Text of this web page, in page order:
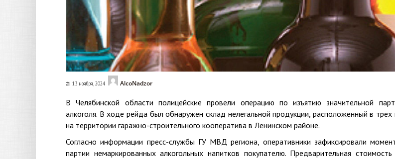
13 ноября, 2024 AlcoNadzor
В Челябинской области полицейские провели операцию по изъятию значительной
алкоголя. В ходе рейда был обнаружен склад нелегальной продукции, расположенный в трех
на территории гаражно-строительного кооператива в Ленинском районе.
Согласно информации пресс-службы ГУ МВД региона, оперативники зафиксировали
партии немаркированных алкогольных напитков покупателю. Предварительная